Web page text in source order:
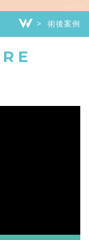
術後案例